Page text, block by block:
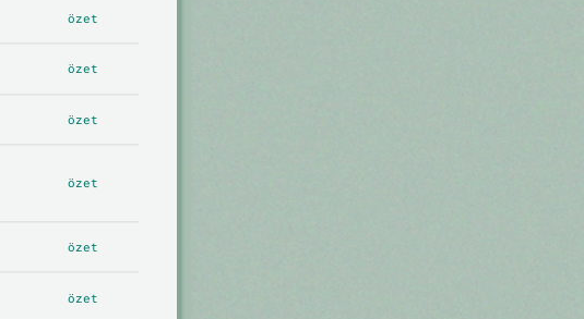
özet
özet
özet
özet
özet
özet